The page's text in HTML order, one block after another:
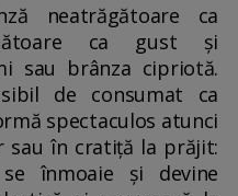
neatrăgătoare ca
ca gust și
sau brânza cipriotă.
de consumat ca
spectaculos atunci
sau în cratiță la prăjit:
înmoaie și devine